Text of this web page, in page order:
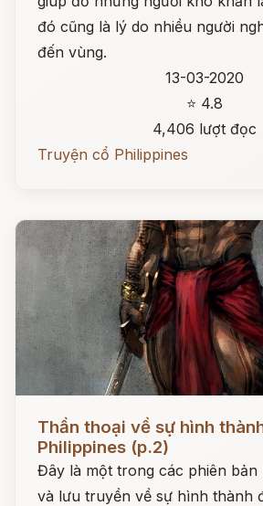
đó cũng là lý do nhiều người
đến vùng.
13-03-2020
⭐ 4.8
4,406 lượt đọc
Truyện cổ Philippines
Đọc ngay
Thần thoại về sự hình
Philippines (p.2)
Đây là một trong các phiên bản
và lưu truyền về sự hình thành